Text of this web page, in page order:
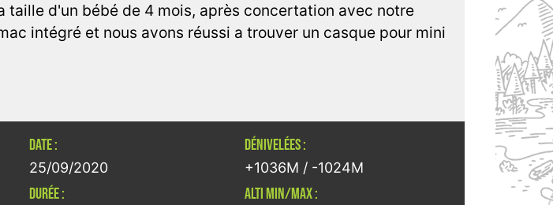
d'un bébé de 4 mois, après concertation avec notre
intégré et nous avons réussi a trouver un casque pour mini
DATE :
25/09/2020
DURÉE :
DÉNIVELÉES :
+1036M / -1024M
ALTI MIN/MAX :